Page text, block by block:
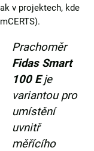
v projektech, kde
Prachoměr
Fidas Smart
100 Eje
variantou pro
umístění
uvnitř
měřícího